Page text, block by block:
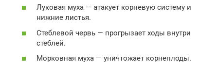
Луковая муха — атакует корневую систему и
нижние листья.
Стеблевой червь — прогрызает ходы внутри
стеблей.
Морковная муха — уничтожает корнеплоды.